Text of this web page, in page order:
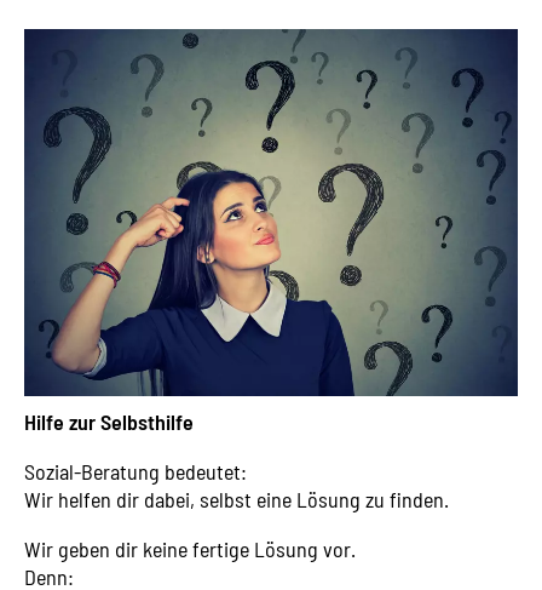
Hilfe zur Selbsthilfe
Sozial-Beratung bedeutet:
Wir helfen dir dabei, selbst eine Lösung zu finden.
Wir geben dir keine fertige Lösung vor.
Denn: